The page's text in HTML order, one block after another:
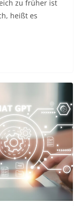
zu früher ist
heißt es